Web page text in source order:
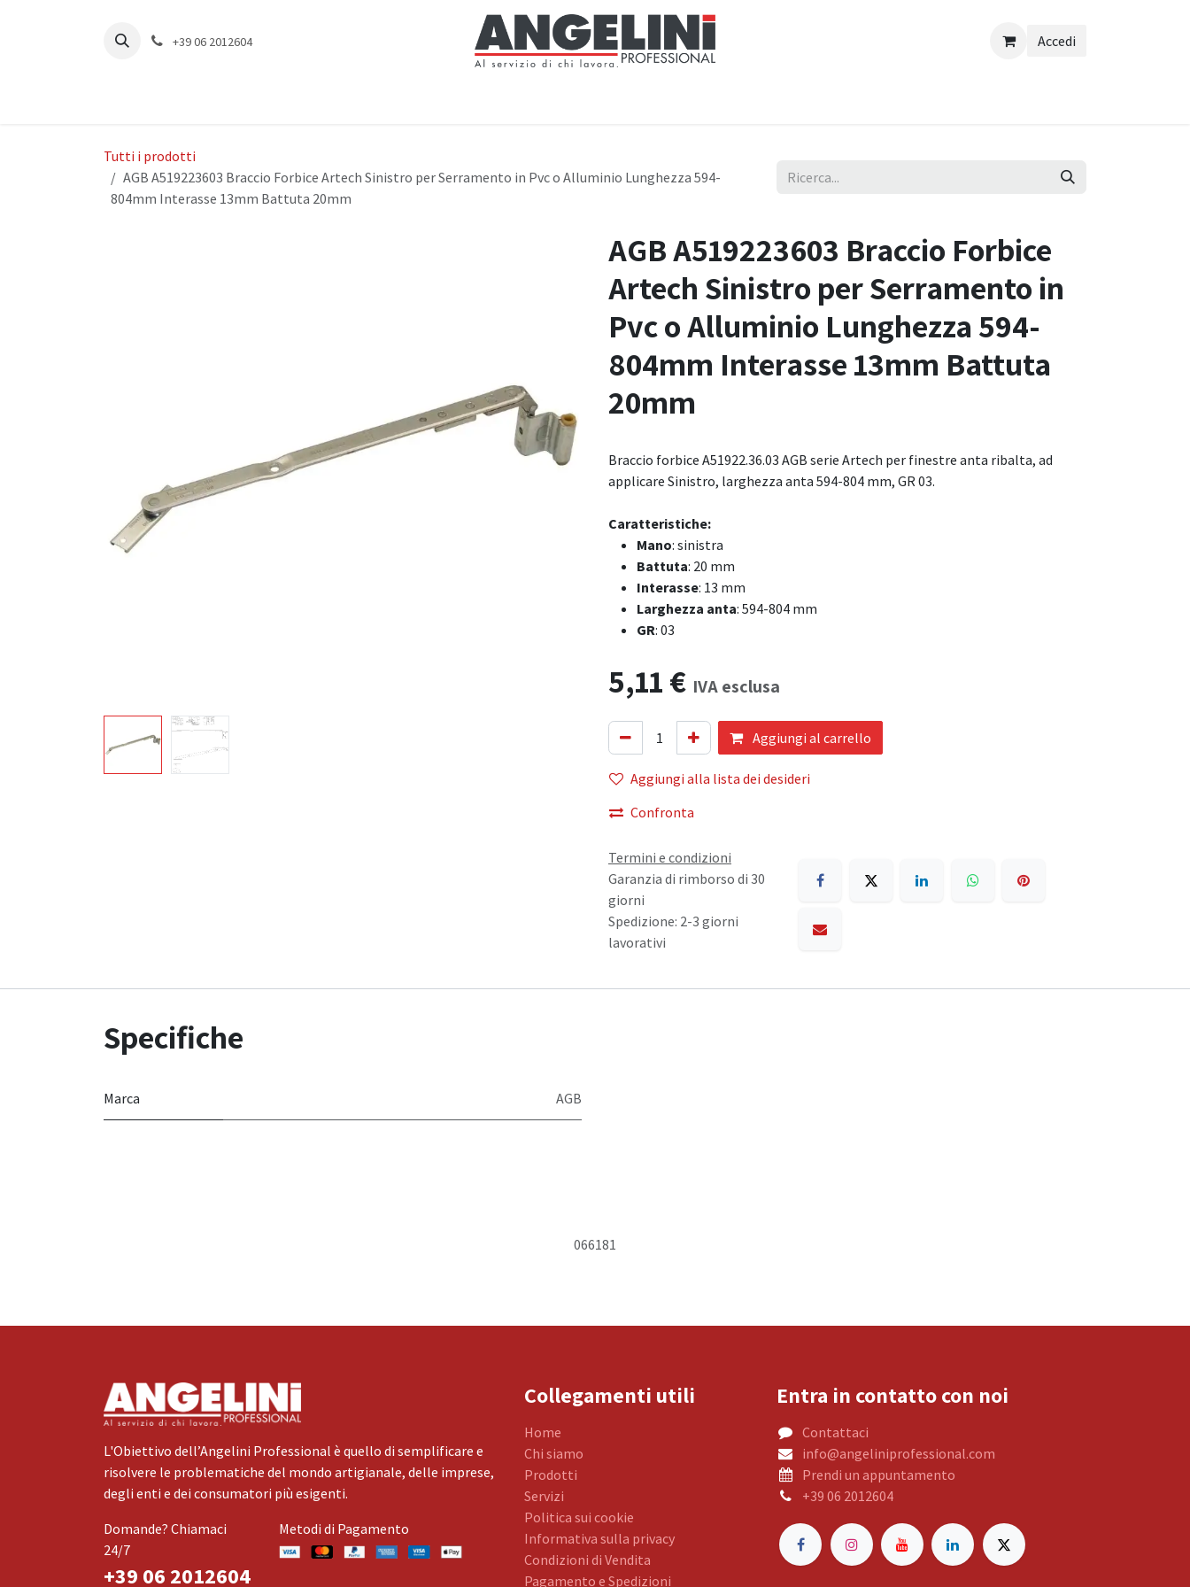
+39 06 2012604 Accedi
Tutti i prodotti
AGB A519223603 Braccio Forbice Artech Sinistro per Serramento in Pvc o Alluminio Lunghezza 594-
804mm Interasse 13mm Battuta 20mm
AGB A519223603 Braccio Forbice
Artech Sinistro per Serramento in
Pvc o Alluminio Lunghezza 594-
804mm Interasse 13mm Battuta
20mm
Braccio forbice A51922.36.03 AGB serie Artech per finestre anta ribalta, ad
applicare Sinistro, larghezza anta 594-804 mm, GR 03.
Caratteristiche:
Mano: sinistra
Battuta: 20 mm
Interasse: 13 mm
Larghezza anta: 594-804 mm
GR: 03
5,11€ IVA esclusa
Aggiungi al carrello
Aggiungi alla lista dei desideri
Confronta
Termini e condizioni
Garanzia di rimborso di 30
giorni
Spedizione: 2-3 giorni
lavorativi
Specifiche
Marca AGB
066181
L'Obiettivo dell’Angelini Professional è quello di semplificare e
risolvere le problematiche del mondo artigianale, delle imprese,
degli enti e dei consumatori più esigenti.
Domande? Chiamaci
24/7
+39 06 2012604
Metodi di Pagamento
Collegamenti utili
Home
Chi siamo
Prodotti
Servizi
Politica sui cookie
Informativa sulla privacy
Condizioni di Vendita
Pagamento e Spedizioni
Entra in contatto con noi
Contattaci
info@angeliniprofessional.com
Prendi un appuntamento
+39 06 2012604